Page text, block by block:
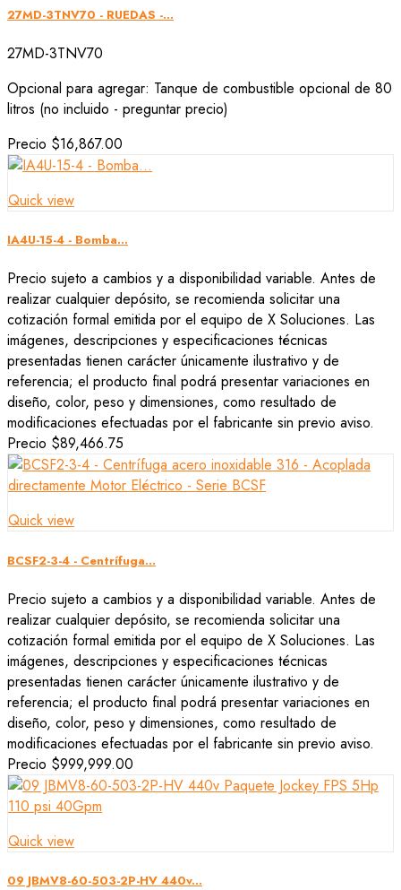
27MD-3TNV70 - RUEDAS -...
27MD-3TNV70
Opcional para agregar: Tanque de combustible opcional de 80
litros (no incluido - preguntar precio)
Precio $16,867.00
Quick view
IA4U-15-4 - Bomba...
Precio sujeto a cambios y a disponibilidad variable. Antes de
realizar cualquier depósito, se recomienda solicitar una
cotización formal emitida por el equipo de X Soluciones. Las
imágenes, descripciones y especificaciones técnicas
presentadas tienen carácter únicamente ilustrativo y de
referencia; el producto final podrá presentar variaciones en
diseño, color, peso y dimensiones, como resultado de
modificaciones efectuadas por el fabricante sin previo aviso.
Precio $89,466.75
Quick view
BCSF2-3-4 - Centrífuga...
Precio sujeto a cambios y a disponibilidad variable. Antes de
realizar cualquier depósito, se recomienda solicitar una
cotización formal emitida por el equipo de X Soluciones. Las
imágenes, descripciones y especificaciones técnicas
presentadas tienen carácter únicamente ilustrativo y de
referencia; el producto final podrá presentar variaciones en
diseño, color, peso y dimensiones, como resultado de
modificaciones efectuadas por el fabricante sin previo aviso.
Precio $999,999.00
Quick view
09 JBMV8-60-503-2P-HV 440v...